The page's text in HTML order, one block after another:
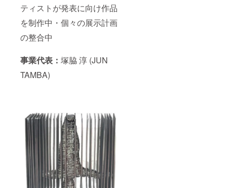
ティストが発表に向け作品
を制作中・個々の展示計画
の整合中
事業代表： 塚脇 淳 (JUN
TAMBA)